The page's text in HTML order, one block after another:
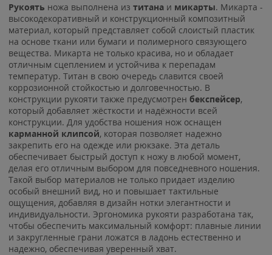
Рукоять ножа выполнена из титана и микарты. Микарта -
высокодекоративный и конструкционный композитный
материал, который представляет собой слоистый пластик
на основе ткани или бумаги и полимерного связующего
вещества. Микарта не только красива, но и обладает
отличным сцеплением и устойчива к перепадам
температур. Титан в свою очередь славится своей
коррозионной стойкостью и долговечностью. В
конструкции рукояти также предусмотрен бекспейсер,
который добавляет жёсткости и надёжности всей
конструкции. Для удобства ношения нож оснащен
карманной клипсой, которая позволяет надежно
закрепить его на одежде или рюкзаке. Эта деталь
обеспечивает быстрый доступ к ножу в любой момент,
делая его отличным выбором для повседневного ношения.
Такой выбор материалов не только придает изделию
особый внешний вид, но и повышает тактильные
ощущения, добавляя в дизайн нотки элегантности и
индивидуальности. Эргономика рукояти разработана так,
чтобы обеспечить максимальный комфорт: плавные линии
и закругленные грани ложатся в ладонь естественно и
надежно, обеспечивая уверенный хват.